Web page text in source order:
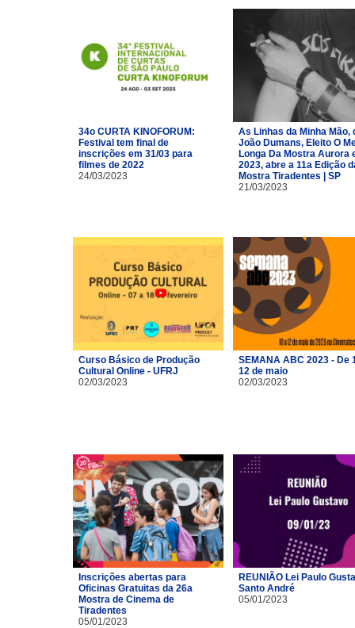
34o CURTA KINOFORUM:
Festival tem final de
inscrições em 31/03 para
filmes de 2022
24/03/2023
As Linhas da Minha Mão,
João Dumans, Eleito O
Longa Da Mostra Aurora
2023, abre a 11a Edição
Mostra Tiradentes | SP
21/03/2023
Curso Básico de Produção
Cultural Online - UFRJ
02/03/2023
SEMANA ABC 2023 - De
12 de maio
02/03/2023
Inscrições abertas para
Oficinas Gratuitas da 26a
Mostra de Cinema de
Tiradentes
05/01/2023
REUNIÃO Lei Paulo
Santo André
05/01/2023